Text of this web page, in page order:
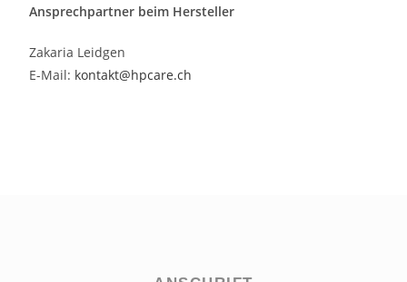
Ansprechpartner beim Hersteller
Zakaria Leidgen
E-Mail: kontakt@hpcare.ch